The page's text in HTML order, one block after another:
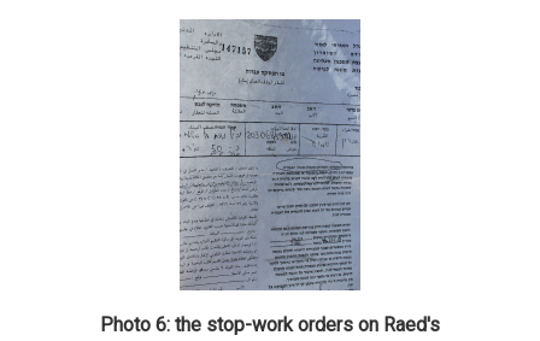
Photo 6: the stop-work orders on Raed's